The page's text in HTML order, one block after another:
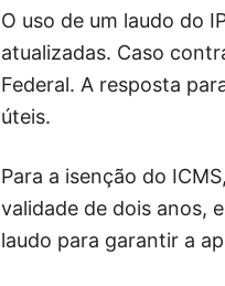
O uso de um laudo do
atualizadas. Caso
Federal. A resposta
úteis.
Para a isenção do
validade de dois anos,
laudo para garantir a